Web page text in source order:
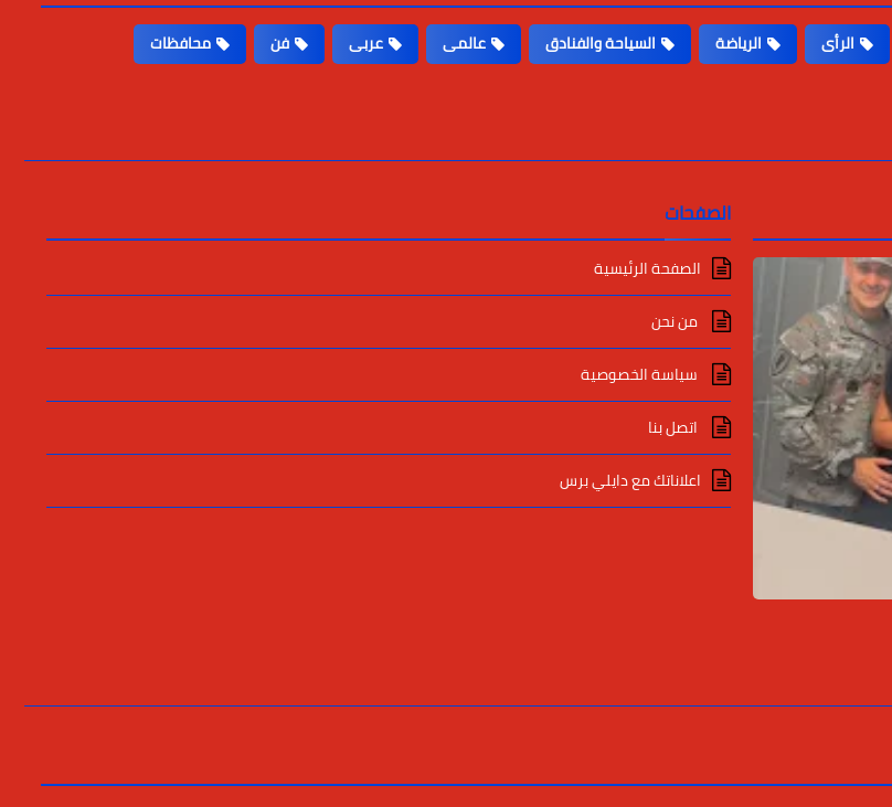
الرأى الرياضة السياحة والفنادق عالمى عربى فن
محافظات
الصفحات
الصفحة الرئيسية
من نحن
سياسة الخصوصية
اتصل بنا
اعلاناتك مع دايلي برس